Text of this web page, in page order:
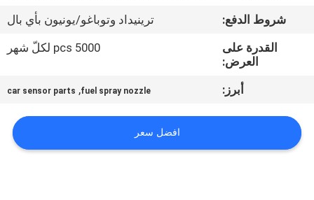
اتصل
اقتباس
خريطة
شروط الدفع:
ترينيداد وتوباغو/يونيون بأي بال
القدرة على
العرض:
5000 pcs لكلّ شهر
أبرز: fuel spray nozzle
,
car sensor parts
افضل سعر